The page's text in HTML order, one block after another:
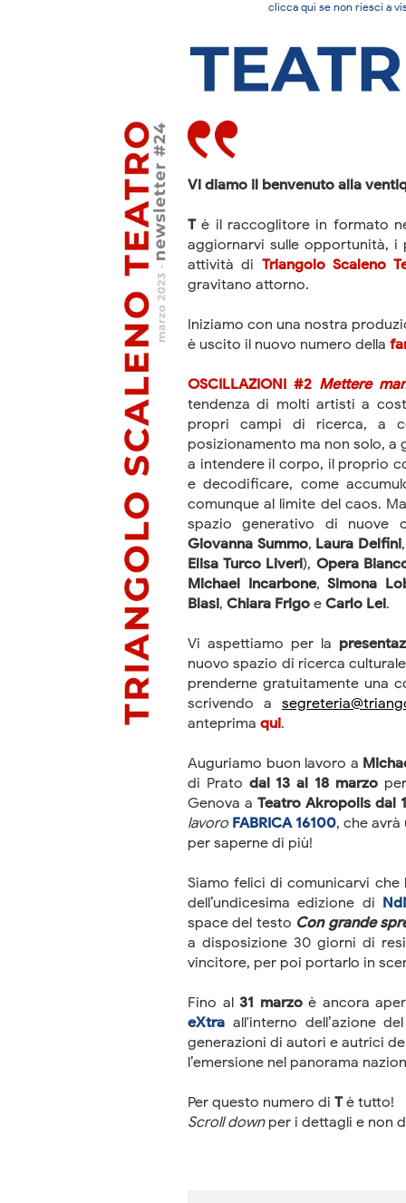
clicca qui se non riesci a
Vi diamo il benvenuto alla
Tè il raccoglitore in formato
aggiornarvi sulle opportunità,
attività di Triangolo Scaleno
gravitano attorno.
Iniziamo con una nostra
è uscito il nuovo numero della
OSCILLAZIONI #2 Mettere
tendenza di molti artisti a
propri campi di ricerca, a
posizionamento ma non solo,
a intendere il corpo, il proprio
e decodificare, come
comunque al limite del caos.
spazio generativo di nuove
Giovanna Summo, Laura Delfini
Elisa Turco Liveri), Opera
Michael Incarbone,Simona
Blasi, Chiara Frigo e Carlo Lei.
Vi aspettiamo per la
nuovo spazio di ricerca
prenderne gratuitamente una
scrivendo a
anteprima qui.
Auguriamo buon lavoro a
di Prato dal 13 al 18 marzo
Genova a Teatro Akropolis dal
lavoro FABRICA 16100, che
per saperne di più!
Siamo felici di comunicarvi
dell’undicesima edizione di
space del testo Con grande
a disposizione 30 giorni di
vincitore, per poi portarlo in
Fino al31 marzoè ancora
eXtra all'interno dell’azione
generazioni di autori e autrici
l’emersione nel panorama
Per questo numero di Tè tutto!
Scroll downper i dettagli e non